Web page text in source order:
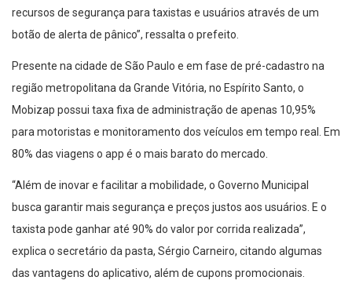
recursos de segurança para taxistas e usuários através de um
botão de alerta de pânico”, ressalta o prefeito.
Presente na cidade de São Paulo e em fase de pré-cadastro na
região metropolitana da Grande Vitória, no Espírito Santo, o
Mobizap possui taxa fixa de administração de apenas 10,95%
para motoristas e monitoramento dos veículos em tempo real. Em
80% das viagens o app é o mais barato do mercado.
“Além de inovar e facilitar a mobilidade, o Governo Municipal
busca garantir mais segurança e preços justos aos usuários. E o
taxista pode ganhar até 90% do valor por corrida realizada”,
explica o secretário da pasta, Sérgio Carneiro, citando algumas
das vantagens do aplicativo, além de cupons promocionais.